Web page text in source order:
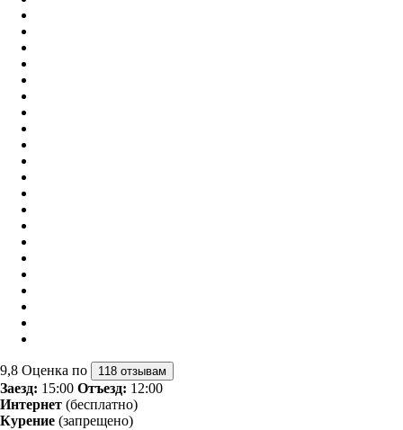
9,8 Оценка по 118 отзывам
Заезд: 15:00 Отъезд: 12:00
Интернет (бесплатно)
Курение (запрещено)